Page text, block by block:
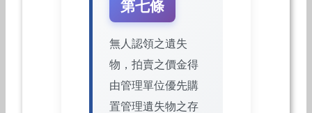
第七條
無人認領之遺失
物，拍賣之價金得
由管理單位優先購
置管理遺失物之存